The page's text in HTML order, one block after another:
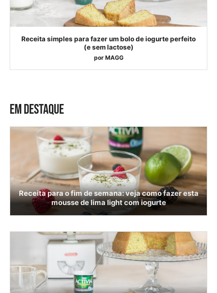
Receita simples para fazer um bolo de iogurte perfeito
(e sem lactose)
por MAGG
EM DESTAQUE
Receita para o fim de semana: veja como fazer esta
mousse de lima light com iogurte